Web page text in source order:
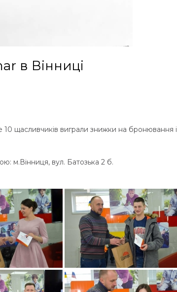
в Вінниці
щасливчиків виграли знижки на бронювання і
м.Вінниця, вул. Батозька 2 б.